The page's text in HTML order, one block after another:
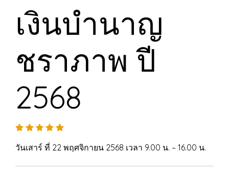
เงินบำนาญ
ชราภาพ ปี
2568
วันเสาร์ ที่ 22 พฤศจิกายน 2568 เวลา 9.00 น. – 16.00 น.